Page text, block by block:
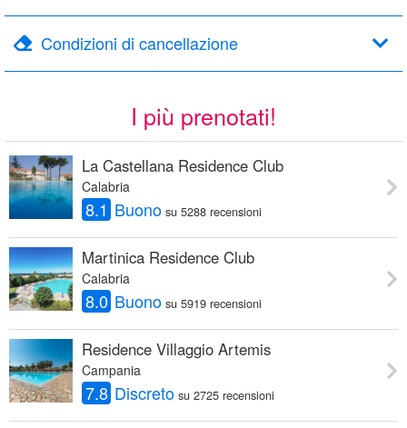
Condizioni di cancellazione
I più prenotati!
La Castellana Residence Club
Calabria
8.1 Buono su 5288 recensioni
Martinica Residence Club
Calabria
8.0 Buono su 5919 recensioni
Residence Villaggio Artemis
Campania
7.8 Discreto su 2725 recensioni